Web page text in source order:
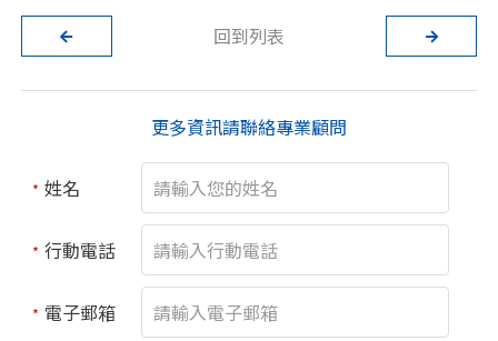
回到列表
更多資訊請聯絡專業顧問
* 姓名
* 行動電話
* 電子郵箱